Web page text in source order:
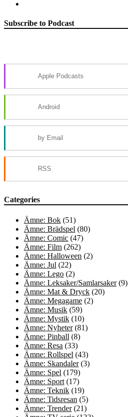
Subscribe to Podcast
Apple Podcasts
Android
by Email
RSS
Categories
Ämne: Bok (51)
Ämne: Brädspel (80)
Ämne: Comic (47)
Ämne: Film (262)
Ämne: Halloween (2)
Ämne: Jul (22)
Ämne: Lego (2)
Ämne: Leksaker/Samlarsaker(9)
Ämne: Mat & Dryck (20)
Ämne: Megagame (2)
Ämne: Musik (59)
Ämne: Mystik (10)
Ämne: Nyheter(81)
Ämne: Pinball (8)
Ämne: Resa (33)
Ämne: Rollspel (43)
Ämne: Skandaler(3)
Ämne: Spel (179)
Ämne: Sport (17)
Ämne: Teknik (19)
Ämne: Tidsresan (5)
Ämne: Trender(21)